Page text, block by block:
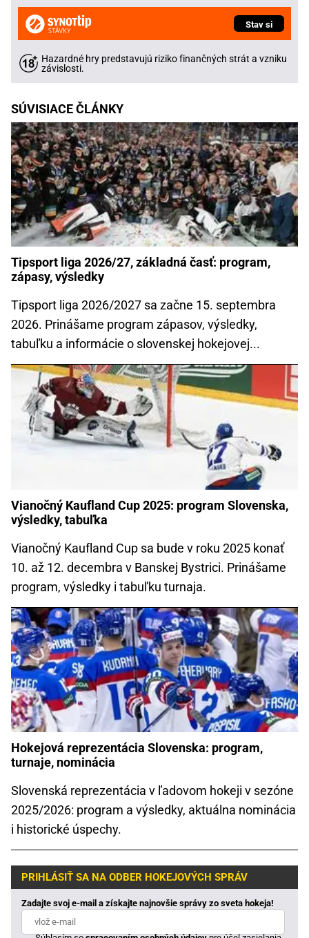
Stav si
Hazardné hry predstavujú riziko finančných strát a vzniku
závislosti.
SÚVISIACE ČLÁNKY
Tipsport liga 2026/27, základná časť: program,
zápasy, výsledky
Tipsport liga 2026/2027 sa začne 15. septembra
2026. Prinášame program zápasov, výsledky,
tabuľku a informácie o slovenskej hokejovej...
Vianočný Kaufland Cup 2025: program Slovenska,
výsledky, tabuľka
Vianočný Kaufland Cup sa bude v roku 2025 konať
10. až 12. decembra v Banskej Bystrici. Prinášame
program, výsledky i tabuľku turnaja.
Hokejová reprezentácia Slovenska: program,
turnaje, nominácia
Slovenská reprezentácia v ľadovom hokeji v sezóne
2025/2026: program a výsledky, aktuálna nominácia
i historické úspechy.
PRIHLÁSIŤ SA NA ODBER HOKEJOVÝCH SPRÁV
Zadajte svoj e-mail a získajte najnovšie správy zo sveta hokeja!